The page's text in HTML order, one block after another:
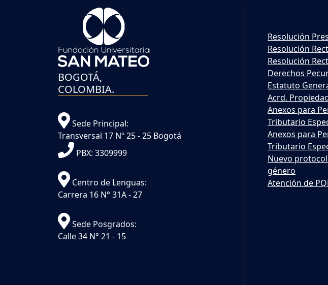
BOGOTÁ,
COLOMBIA.
Sede Principal:
Transversal 17 Nº 25 - 25 Bogotá
PBX: 3309999
Centro de Lenguas:
Carrera 16 N° 31A - 27
Sede Posgrados:
Calle 34 N° 21 - 15
Resolución
Resolución
Resolución
Derechos
Estatuto
Acrd.
Anexos para
Tributario
Anexos para
Tributario
Nuevo
género
Atención de